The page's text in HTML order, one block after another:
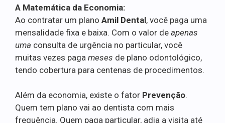
A Matemática da Economia:
Ao contratar um plano Amil Dental, você paga uma
mensalidade fixa e baixa. Com o valor de apenas
uma consulta de urgência no particular, você
muitas vezes paga meses de plano odontológico,
tendo cobertura para centenas de procedimentos.
Além da economia, existe o fator Prevenção.
Quem tem plano vai ao dentista com mais
frequência. Quem paga particular, adia a visita até